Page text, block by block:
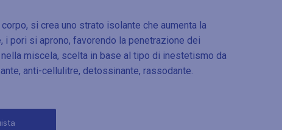
si crea uno strato isolante che aumenta la
i pori si aprono, favorendo la penetrazione dei
miscela, scelta in base al tipo di inestetismo da
anti-cellulitre, detossinante, rassodante.